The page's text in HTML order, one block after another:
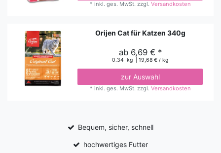
* inkl. ges. MwSt. zzgl. Versandkosten
Orijen Cat für Katzen 340g
ab 6,69 € *
0.34 kg | 19,68 € / kg
zur Auswahl
* inkl. ges. MwSt. zzgl. Versandkosten
Bequem, sicher, schnell
hochwertiges Futter